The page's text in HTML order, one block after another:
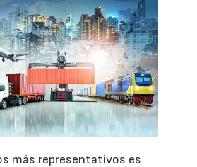
más representativos es